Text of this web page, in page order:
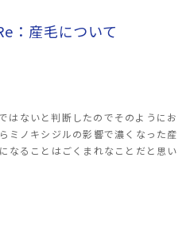
：産毛について
はないと判断したのでそのようにお
ミノキシジルの影響で濃くなった産
なることはごくまれなことだと思い